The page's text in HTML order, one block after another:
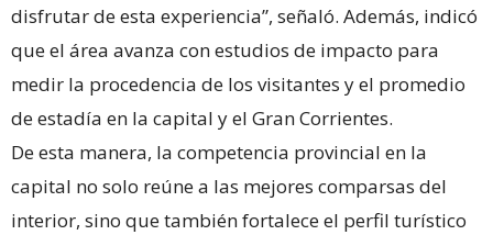
disfrutar de esta experiencia”, señaló. Además, indicó
que el área avanza con estudios de impacto para
medir la procedencia de los visitantes y el promedio
de estadía en la capital y el Gran Corrientes.
De esta manera, la competencia provincial en la
capital no solo reúne a las mejores comparsas del
interior, sino que también fortalece el perfil turístico